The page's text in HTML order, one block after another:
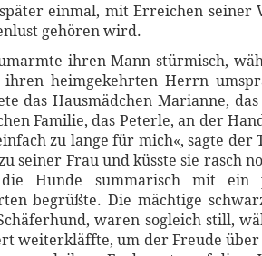
einmal, mit Erreichen seiner
gehören wird.
ihren Mann stürmisch,
heimgekehrten Herrn
das Hausmädchen Marianne,
Familie, das Peterle, an der
zu lange für mich«, sagte der
seiner Frau und küsste sie rasch
Hunde summarisch mit ein
begrüßte. Die mächtige
waren sogleich still,
weiterkläffte, um der Freude über